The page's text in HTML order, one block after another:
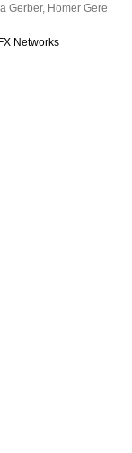
Gerber, Homer Gere
Networks